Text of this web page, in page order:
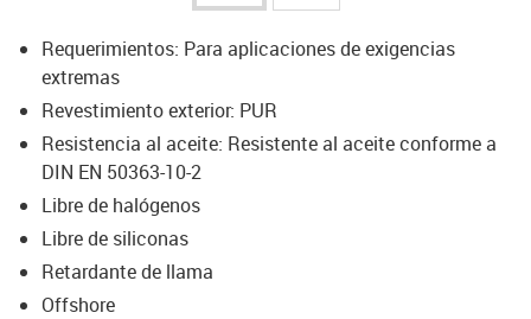
Requerimientos: Para aplicaciones de exigencias
extremas
Revestimiento exterior: PUR
Resistencia al aceite: Resistente al aceite conforme a
DIN EN 50363-10-2
Libre de halógenos
Libre de siliconas
Retardante de llama
Offshore